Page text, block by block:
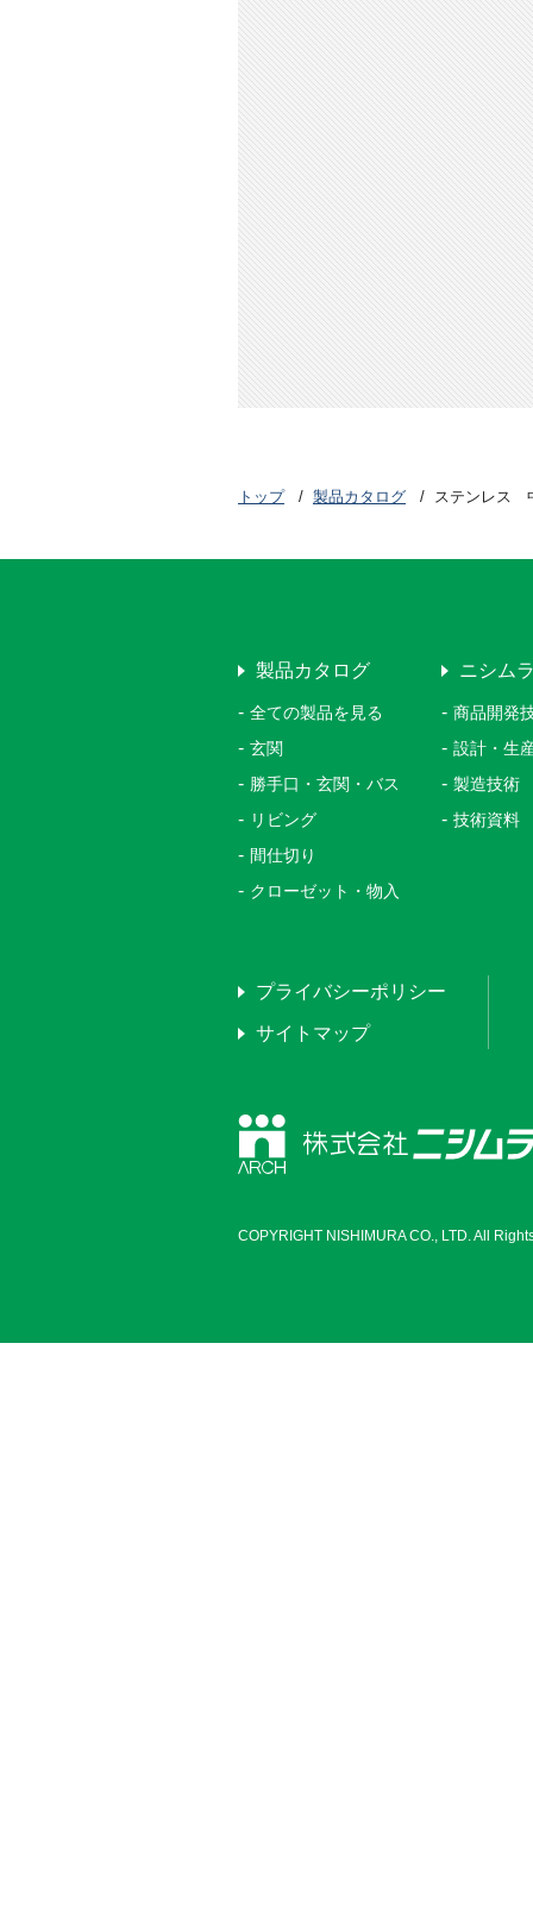
トップ 製品カタログ ステンレス
製品カタログ
全ての製品を見る
玄関
勝手口・玄関・バス
リビング
間仕切り
クローゼット・物入
ニシム
商品開発
設計・生
製造技術
技術資料
プライバシーポリシー
サイトマップ
COPYRIGHT NISHIMURA CO., LTD. All